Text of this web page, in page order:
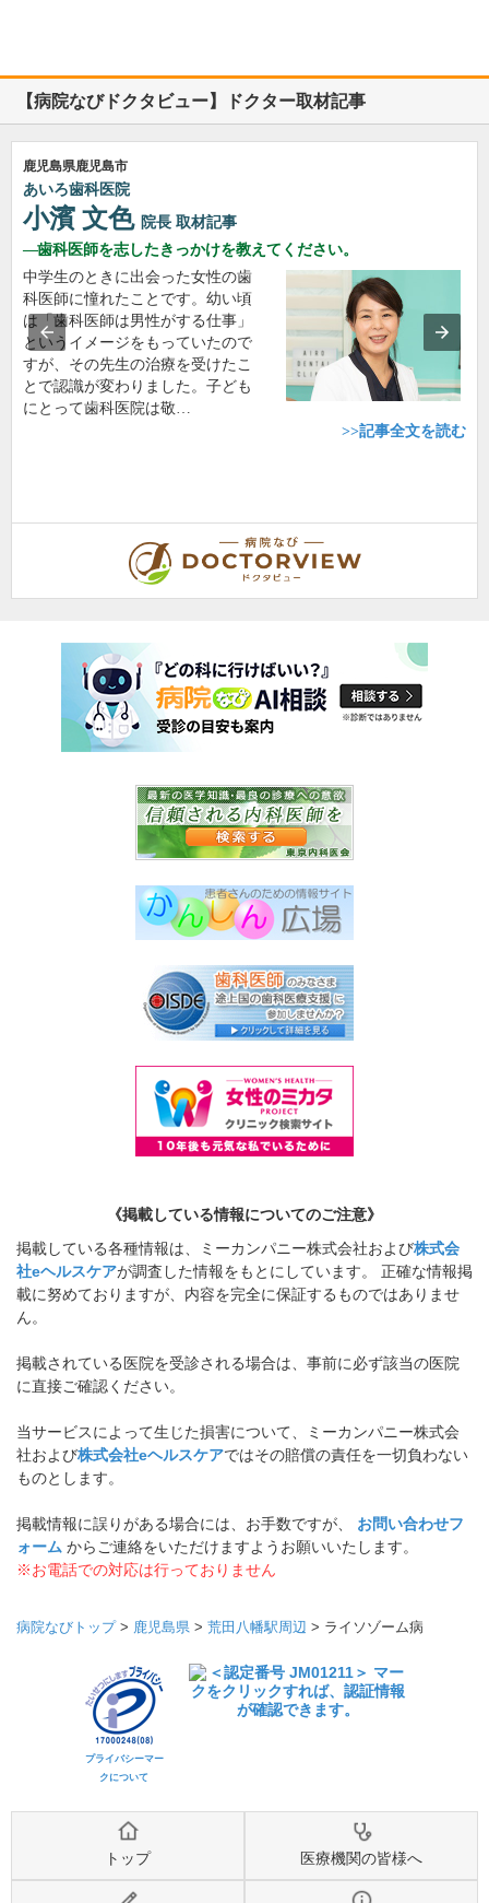
【病院なびドクタビュー】ドクター取材記事
鹿児島県鹿児島市
あいろ歯科医院
小濱 文色 院長 取材記事
歯科医師を志したきっかけを教えてください。
中学生のときに出会った女性の歯
科医師に憧れたことです。幼い頃
は「歯科医師は男性がする仕事」
というイメージをもっていたので
すが、その先生の治療を受けたこ
とで認識が変わりました。子ども
にとって歯科医院は敬…
>>記事全文を読む
《掲載している情報についてのご注意》
掲載している各種情報は、ミーカンパニー株式会社および株式会
社eヘルスケアが調査した情報をもとにしています。 正確な情報掲
載に努めておりますが、内容を完全に保証するものではありませ
ん。
掲載されている医院を受診される場合は、事前に必ず該当の医院
に直接ご確認ください。
当サービスによって生じた損害について、ミーカンパニー株式会
社および株式会社eヘルスケアではその賠償の責任を一切負わない
ものとします。
掲載情報に誤りがある場合には、お手数ですが、 お問い合わせフ
ォーム からご連絡をいただけますようお願いいたします。
※お電話での対応は行っておりません
病院なびトップ> 鹿児島県 > 荒田八幡駅周辺 > ライソゾーム病
プライバシーマー
クについて
トップ 医療機関の皆様へ